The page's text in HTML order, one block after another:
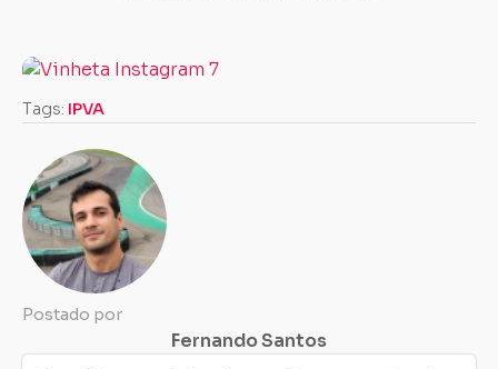
Tags: IPVA
Postado por
Fernando Santos